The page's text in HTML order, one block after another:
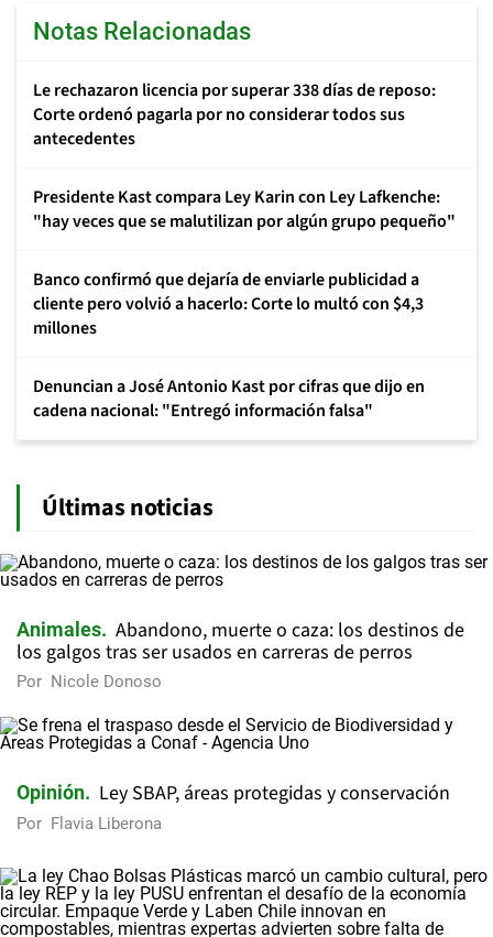
Notas Relacionadas
Le rechazaron licencia por superar 338 días de reposo:
Corte ordenó pagarla por no considerar todos sus
antecedentes
Presidente Kast compara Ley Karin con Ley Lafkenche:
"hay veces que se malutilizan por algún grupo pequeño"
Banco confirmó que dejaría de enviarle publicidad a
cliente pero volvió a hacerlo: Corte lo multó con $4,3
millones
Denuncian a José Antonio Kast por cifras que dijo en
cadena nacional: "Entregó información falsa"
Últimas noticias
Animales
Abandono, muerte o caza: los destinos de
los galgos tras ser usados en carreras de perros
Por Nicole Donoso
Opinión Ley SBAP, áreas protegidas y conservación
Por Flavia Liberona